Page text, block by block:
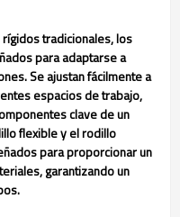
tradicionales, los
para adaptarse a
Se ajustan fácilmente a
espacios de trabajo,
clave de un
flexible y el rodillo
para proporcionar un
garantizando un